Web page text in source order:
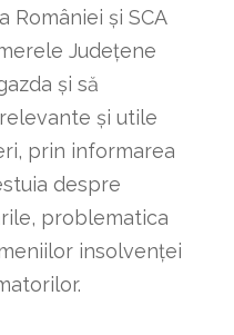
României și SCA
Județene
și să
și utile
prin informarea
despre
problematica
insolvenței